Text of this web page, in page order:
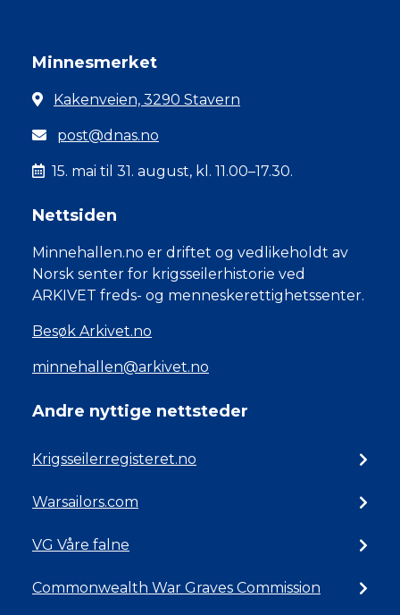
Minnesmerket
Kakenveien, 3290 Stavern
post@dnas.no
15. mai til 31. august, kl. 11.00–17.30.
Nettsiden
Minnehallen.no er driftet og vedlikeholdt av
Norsk senter for krigsseilerhistorie ved
ARKIVET freds- og menneskerettighetssenter.
Besøk Arkivet.no
minnehallen@arkivet.no
Andre nyttige nettsteder
Krigsseilerregisteret.no
Warsailors.com
VG Våre falne
Commonwealth War Graves Commission